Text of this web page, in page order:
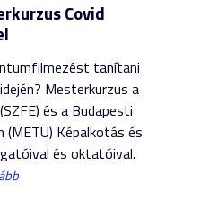
Covid
tanítani
Mesterkurzus a
és a Budapesti
Képalkotás és
és oktatóival.